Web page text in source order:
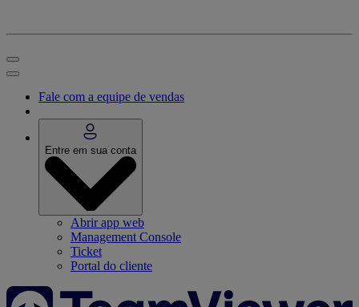
Fale com a equipe de vendas
Entre em sua conta
Abrir app web
Management Console
Ticket
Portal do cliente